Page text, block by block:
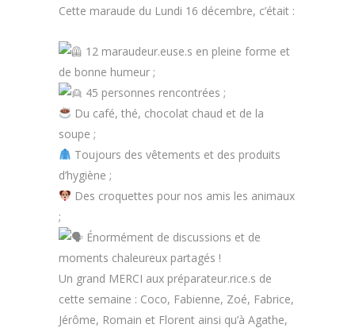
Cette maraude du Lundi 16 décembre, c’était :
12 maraudeur.euse.s en pleine forme et
de bonne humeur ;
45 personnes rencontrées ;
Du café, thé, chocolat chaud et de la
soupe ;
Toujours des vêtements et des produits
d’hygiène ;
Des croquettes pour nos amis les animaux
;
Énormément de discussions et de
moments chaleureux partagés !
Un grand MERCI aux préparateur.rice.s de
cette semaine : Coco, Fabienne, Zoé, Fabrice,
Jérôme, Romain et Florent ainsi qu’à Agathe,